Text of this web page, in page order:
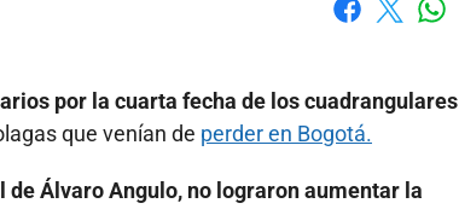
por la cuarta fecha de los cuadrangulares
que venían de perder en Bogotá.
Álvaro Angulo, no lograron aumentar la